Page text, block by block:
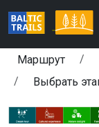
Маршрут
Выбрать